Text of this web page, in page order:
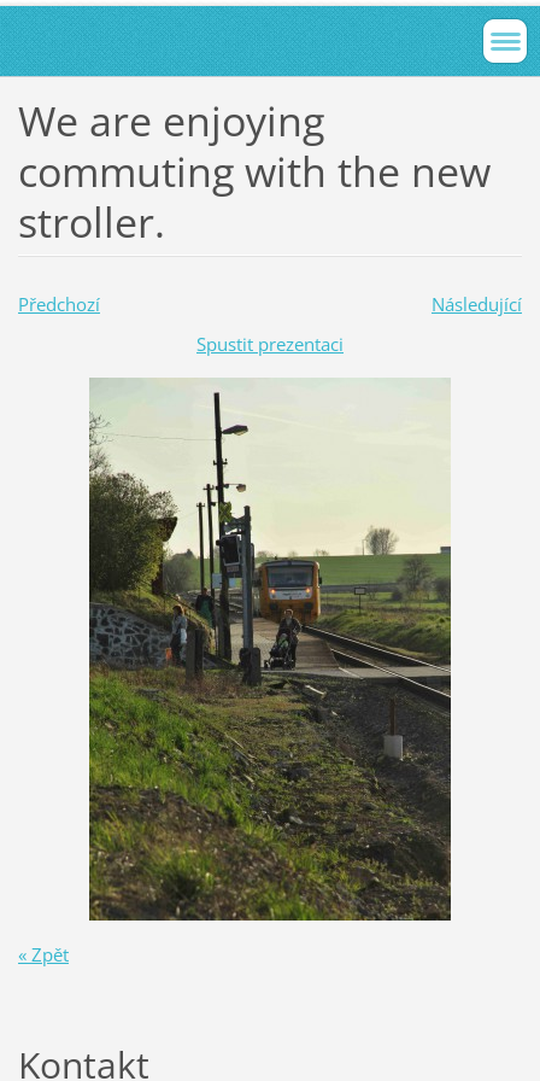
We are enjoying
commuting with the new
stroller.
Předchozí
Následující
Spustit prezentaci
« Zpět
Kontakt